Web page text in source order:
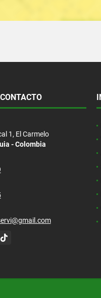
1, El Carmelo
- Colombia
TikTok